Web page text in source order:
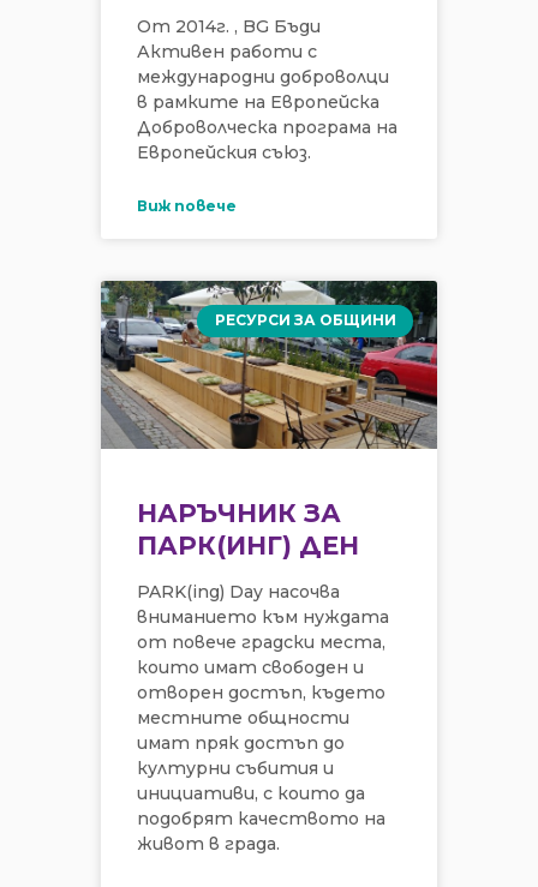
От 2014г. , BG Бъди
Активен работи с
международни доброволци
в рамките на Европейска
Доброволческа програма на
Европейския съюз.
Виж повече
РЕСУРСИ ЗА ОБЩИНИ
НАРЪЧНИК ЗА
ПАРК(ИНГ) ДЕН
PARK(ing) Day насочва
вниманието към нуждата
от повече градски места,
които имат свободен и
отворен достъп, където
местните общности
имат пряк достъп до
културни събития и
инициативи, с които да
подобрят качеството на
живот в града.